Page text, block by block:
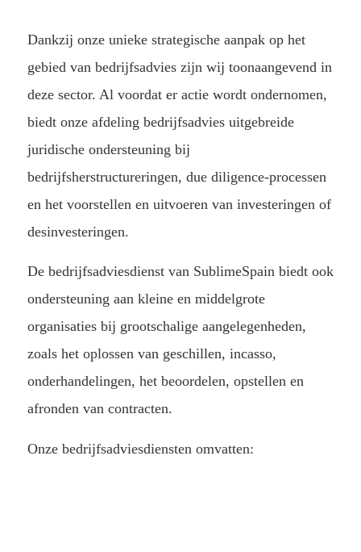
Dankzij onze unieke strategische aanpak op het
gebied van bedrijfsadvies zijn wij toonaangevend in
deze sector. Al voordat er actie wordt ondernomen,
biedt onze afdeling bedrijfsadvies uitgebreide
juridische ondersteuning bij
bedrijfsherstructureringen, due diligence-processen
en het voorstellen en uitvoeren van investeringen of
desinvesteringen.
De bedrijfsadviesdienst van SublimeSpain biedt ook
ondersteuning aan kleine en middelgrote
organisaties bij grootschalige aangelegenheden,
zoals het oplossen van geschillen, incasso,
onderhandelingen, het beoordelen, opstellen en
afronden van contracten.
Onze bedrijfsadviesdiensten omvatten: